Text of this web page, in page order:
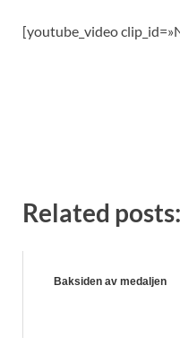
[youtube_video
Related posts:
Baksiden av medaljen